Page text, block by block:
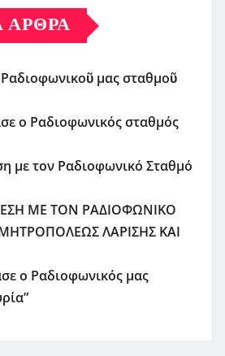
ΆΡΘΡΑ
μας σταθμοῦ
ο Ραδιοφωνικός σταθμός
με τον Ραδιοφωνικό Σταθμό
ΜΕ ΤΟΝ ΡΑΔΙΟΦΩΝΙΚΟ
ΛΑΡΙΣΗΣ ΚΑΙ
ο Ραδιοφωνικός μας